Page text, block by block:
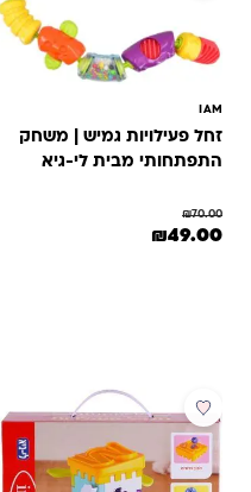
זחל פעילויות גמיש | משחק
התפתחותי מבית לי-גיא
₪70.00
המחיר המקורי היה: ₪70.00.
₪49.00 המחיר הנוכחי הוא: ₪49.00.